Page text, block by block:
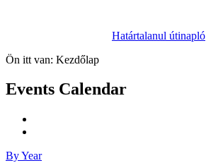
Határtalanul útinapló
Ön itt van: Kezdőlap
Events Calendar
By Year